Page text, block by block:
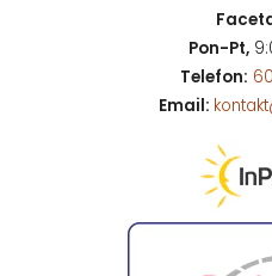
Pon-Pt,
Telefon:
Email: